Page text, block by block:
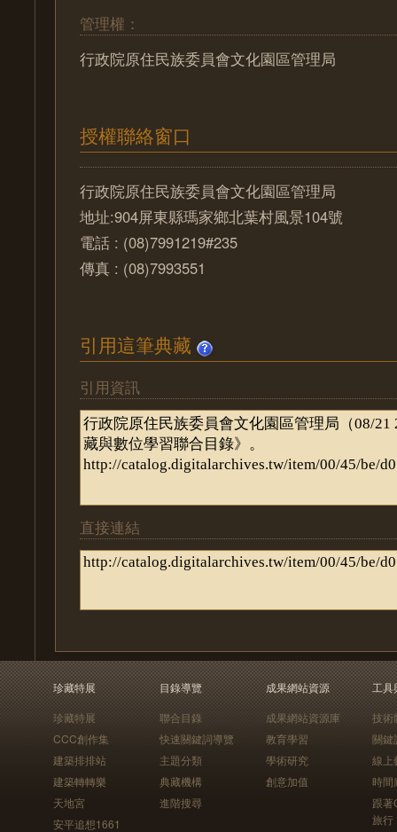
管理權：
行政院原住民族委員會文化園區管理局
授權聯絡窗口
行政院原住民族委員會文化園區管理局
地址:904屏東縣瑪家鄉北葉村風景104號
電話 : (08)7991219#235
傳真 : (08)7993551
引用這筆典藏
引用資訊
直接連結
珍藏特展
珍藏特展
CCC創作集
建築排排站
建築轉轉樂
天地宮
安平追想1661
目錄導覽
聯合目錄
快速關鍵詞導覽
主題分類
典藏機構
進階搜尋
成果網站資源
成果網站資源庫
教育學習
學術研究
創意加值
工具
技術
關鍵
線上
時間
跟
旅行